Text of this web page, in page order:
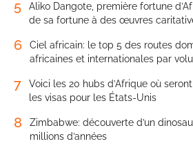
5
Aliko Dangote, première fortune
de sa fortune à des œuvres
6
Ciel africain: le top 5 des routes
africaines et internationales par
7
Voici les 20 hubs d’Afrique où
les visas pour les États-Unis
8
Zimbabwe: découverte d’un
millions d’années